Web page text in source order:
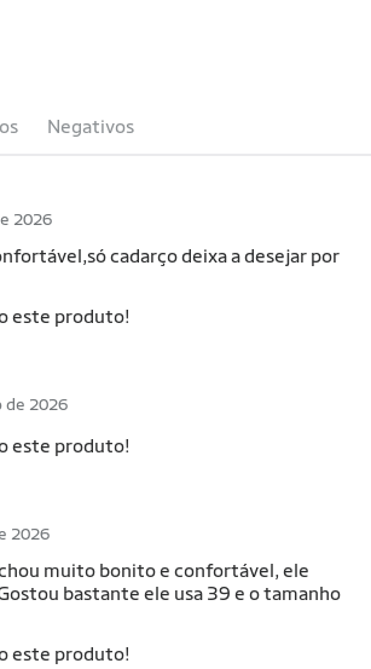
Negativos
2026
cadarço deixa a desejar por
este produto!
de 2026
este produto!
2026
muito bonito e confortável, ele
bastante ele usa 39 e o tamanho
este produto!